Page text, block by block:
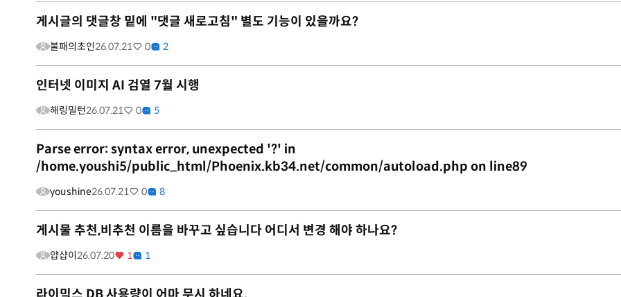
게시글의 댓글창 밑에 "댓글 새로고침" 별도 기능이 있을까요?
불패의초인26.07.21 0 2
인터넷 이미지 AI 검열 7월 시행
해링밀턴26.07.21 0 5
Parse error: syntax error, unexpected '?' in
/home.youshi5/public_html/Phoenix.kb34.net/common/autoload.php on line89
youshine26.07.21 0 8
게시물 추천,비추천 이름을 바꾸고 싶습니다 어디서 변경 해야 하나요?
얍샵이26.07.20 1 1